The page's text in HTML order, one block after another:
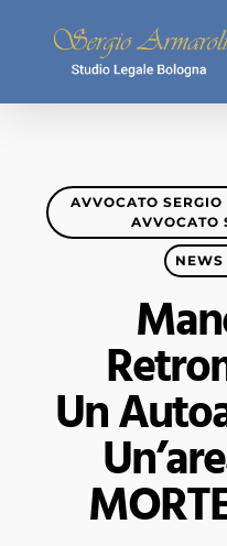
AVVOCATO
AVVOCATO
NEWS
Un